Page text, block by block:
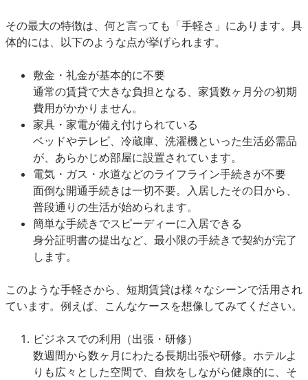
その最大の特徴は、何と言っても「手軽さ」にあります。具
体的には、以下のような点が挙げられます。
敷金・礼金が基本的に不要
通常の賃貸で大きな負担となる、家賃数ヶ月分の初期
費用がかかりません。
家具・家電が備え付けられている
ベッドやテレビ、冷蔵庫、洗濯機といった生活必需品
が、あらかじめ部屋に設置されています。
電気・ガス・水道などのライフライン手続きが不要
面倒な開通手続きは一切不要。入居したその日から、
普段通りの生活が始められます。
簡単な手続きでスピーディーに入居できる
身分証明書の提出など、最小限の手続きで契約が完了
します。
このような手軽さから、短期賃貸は様々なシーンで活用され
ています。例えば、こんなケースを想像してみてください。
ビジネスでの利用（出張・研修）
数週間から数ヶ月にわたる長期出張や研修。ホテルよ
りも広々とした空間で、自炊をしながら健康的に、そ